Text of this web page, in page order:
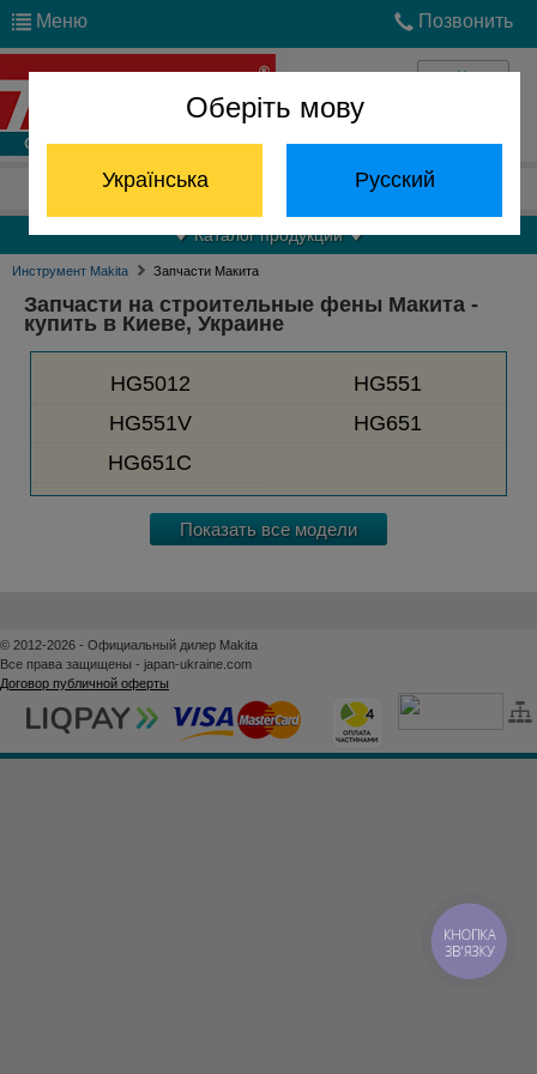
Оберіть мову
Українська Русский
Меню Позвонить
Войти
Отдел запчастей: (068) 824-24-24
Каталог продукции
Инструмент Makita Запчасти Макита
Запчасти на строительные фены Макита -
купить в Киеве, Украине
HG5012
HG551
HG551V
HG651
HG651C
Показать все модели
© 2012-2026 - Официальный дилер Makita
Все права защищены - japan-ukraine.com
Договор публичной оферты
КНОПКА
ЗВ'ЯЗКУ